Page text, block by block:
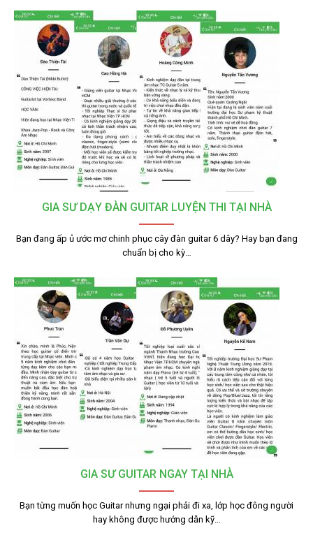
GIA SƯ DẠY ĐÀN GUITAR LUYỆN THI TẠI NHÀ
Bạn đang ấp ủ ước mơ chinh phục cây đàn guitar 6 dây? Hay bạn đang
chuẩn bị cho kỳ…
GIA SƯ GUITAR NGAY TẠI NHÀ
Bạn từng muốn học Guitar nhưng ngại phải đi xa, lớp học đông người
hay không được hướng dẫn kỹ…